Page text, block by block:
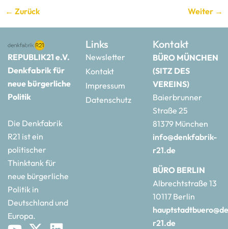
← Zurück Weiter →
REPUBLIK21 e.V.
Denkfabrik für
neue bürgerliche
Politik
Die Denkfabrik
R21 ist ein
politischer
Thinktank für
neue bürgerliche
Politik in
Deutschland und
Europa.
Links
Newsletter
Kontakt
Impressum
Datenschutz
Kontakt
BÜRO MÜNCHEN
(SITZ DES
VEREINS)
Baierbrunner
Straße 25
81379 München
info@denkfabrik-
r21.de
BÜRO BERLIN
Albrechtstraße 13
10117 Berlin
r21.de